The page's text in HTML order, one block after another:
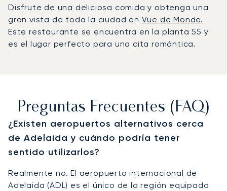
Disfrute de una deliciosa comida y obtenga una
gran vista de toda la ciudad en Vue de Monde.
Este restaurante se encuentra en la planta 55 y
es el lugar perfecto para una cita romántica.
Preguntas Frecuentes (FAQ)
¿Existen aeropuertos alternativos cerca
de Adelaida y cuándo podría tener
sentido utilizarlos?
Realmente no. El aeropuerto internacional de
Adelaida (ADL) es el único de la región equipado